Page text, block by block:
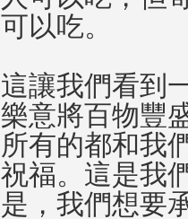
可以吃。
這讓我們看到
樂意將百物豐
所有的都和我
祝福。這是我
是，我們想要